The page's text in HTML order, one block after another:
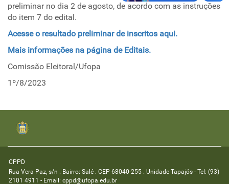
preliminar no dia 2 de agosto, de acordo com as instruções
do item 7 do edital.
Acesse o resultado preliminar de inscritos aqui.
Mais informações na página de Editais.
Comissão Eleitoral/Ufopa
1º/8/2023
CPPD
Rua Vera Paz, s/n . Bairro: Salé . CEP 68040-255 . Unidade Tapajós - Tel: (93)
2101 4911 - Email: cppd@ufopa.edu.br